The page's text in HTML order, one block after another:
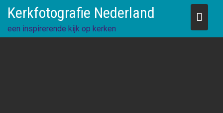
content
Kerkfotografie Nederland
een inspirerende kijk op kerken